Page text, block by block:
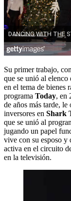
Su primer trabajo,
que se unió al elenco
en el tema de bienes
programa Today, en
de años más tarde,
inversores en Shark
que se unió al
jugando un papel
vive con su esposo y
activa en el circuito
en la televisión.